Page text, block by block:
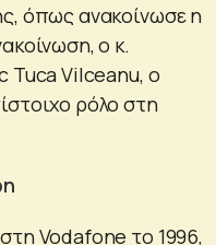
όπως ανακοίνωσε η
ο κ.
Tuca Vilceanu, ο
ρόλο στη
Vodafone το 1996,